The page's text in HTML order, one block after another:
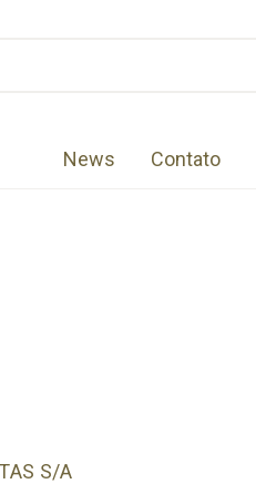
News Contato
S/A